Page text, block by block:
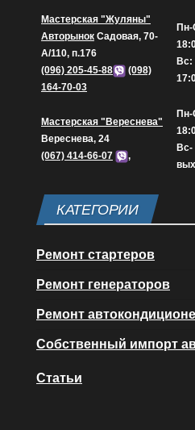
Мастерская "Жуляны"
Авторынок Садовая, 70-
А/110, п.176
(096) 205-45-88
(098)
164-70-03
Вс:
Мастерская "Вереснева"
Вереснева, 24
(067) 414-66-07
,
Вс-
КАТЕГОРИИ
Ремонт стартеров
Ремонт генераторов
Ремонт
Собственный импорт
Статьи